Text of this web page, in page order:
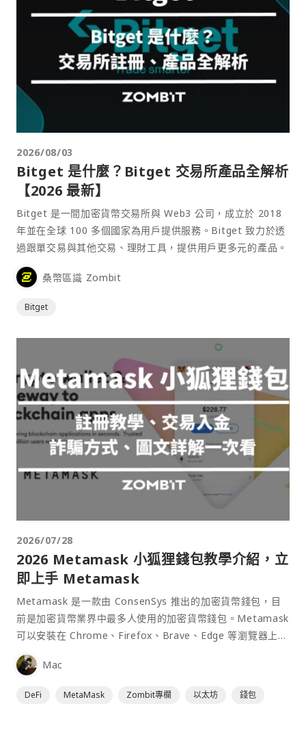
2026/08/03
Bitget 是什麼？Bitget 交易所產品全解析
【2026 最新】
Bitget 是一間加密貨幣交易所與 Web3 公司，成立於 2018
年並在全球 100 多個國家為用戶提供服務。Bitget 致力於透
過跟單交易與其他交易、理財工具，提供用戶更多元的產品。
桑幣區識 Zombit
Bitget
2026/07/28
2026 Metamask 小狐狸錢包教學介紹，立
即上手 Metamask
Metamask 是一款由 ConsenSys 推出的加密貨幣錢包，目
前是加密貨幣業界中最多人使用的加密貨幣錢包。Metamask
可以安裝在 Chrome、Firefox、Brave、Edge 等瀏覽器上作
為插件使用，具備許多功能且使用上非常方便。
Mac
DeFi MetaMask Zombit專欄 以太坊 錢包